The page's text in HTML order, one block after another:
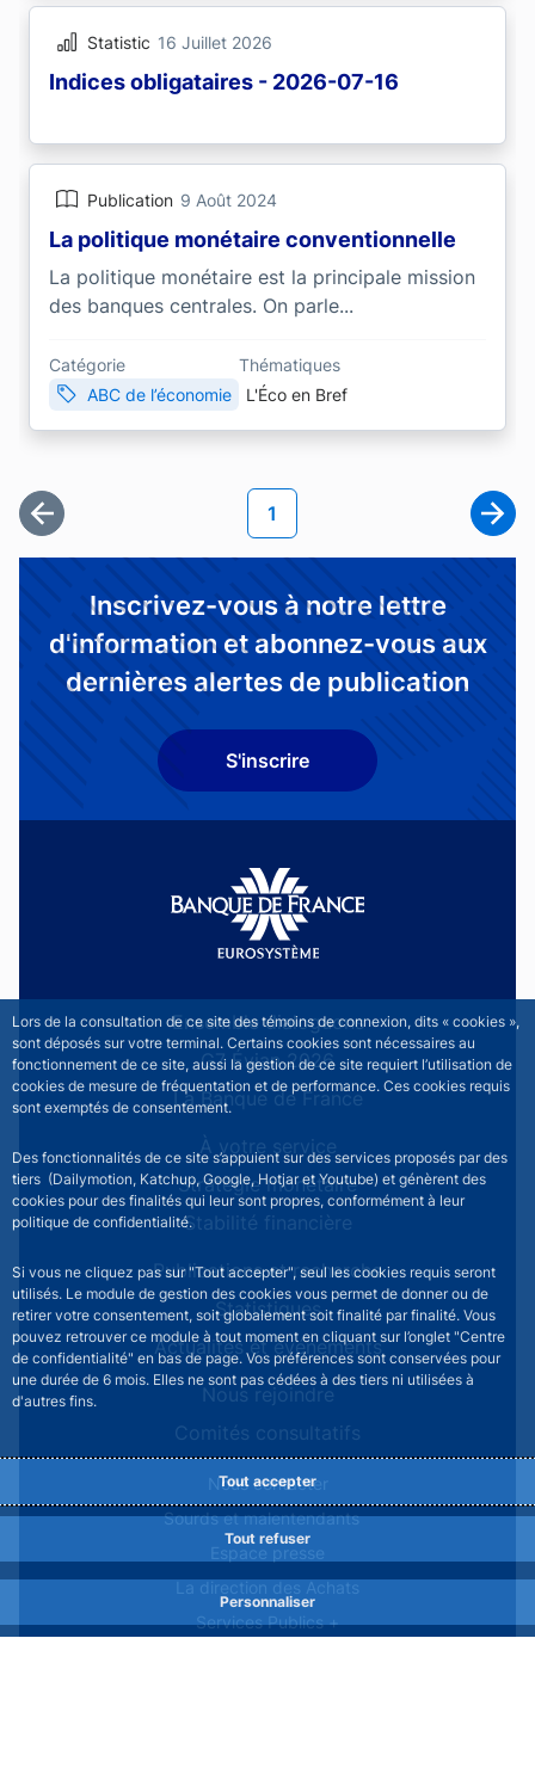
Lors de la consultation de ce site des témoins de connexion, dits « cookies »,
sont déposés sur votre terminal. Certains cookies sont nécessaires au
fonctionnement de ce site, aussi la gestion de ce site requiert l’utilisation de
cookies de mesure de fréquentation et de performance. Ces cookies requis
sont exemptés de consentement.
Des fonctionnalités de ce site s’appuient sur des services proposés par des
tiers (Dailymotion, Katchup, Google, Hotjar et Youtube) et génèrent des
cookies pour des finalités qui leur sont propres, conformément à leur
politique de confidentialité.
Si vous ne cliquez pas sur "Tout accepter", seul les cookies requis seront
utilisés. Le module de gestion des cookies vous permet de donner ou de
retirer votre consentement, soit globalement soit finalité par finalité. Vous
pouvez retrouver ce module à tout moment en cliquant sur l’onglet "Centre
de confidentialité" en bas de page. Vos préférences sont conservées pour
une durée de 6 mois. Elles ne sont pas cédées à des tiers ni utilisées à
d'autres fins.
Tout accepter
Tout refuser
Personnaliser
Statistic 16 Juillet 2026
Indices obligataires - 2026-07-16
Publication 9 Août 2024
La politique monétaire conventionnelle
La politique monétaire est la principale mission
des banques centrales. On parle...
Catégorie
ABC de l’économie
Thématiques
L'Éco en Bref
Première page
Page courante
1
Inscrivez-vous à notre lettre
d'information et abonnez-vous aux
dernières alertes de publication
S'inscrire
Site navigationEnsemble dialoguons
G7 Évian 2026
La Banque de France
À votre service
Stratégie monétaire
Stabilité financière
Publications et recherche
Statistiques
Actualités et événements
Nous rejoindre
Comités consultatifs
Footer secondary menuNous contacter
Sourds et malentendants
Espace presse
La direction des Achats
Services Publics +